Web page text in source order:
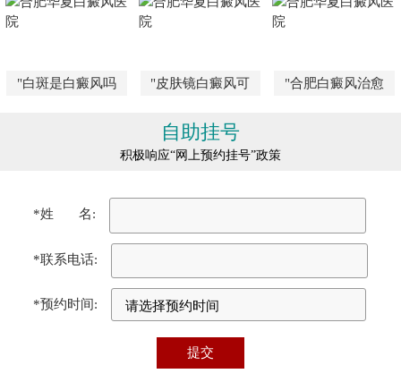
"白斑是白癜风吗 "皮肤镜白癜风可 "合肥白癜风治愈
自助挂号
积极响应“网上预约挂号”政策
*姓 名:
*联系电话:
*预约时间: